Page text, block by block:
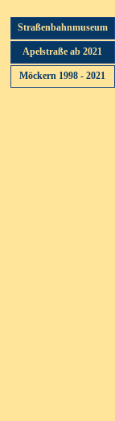
Menü überspringen
Straßenbahnmuseum
Apelstraße ab 2021
Möckern 1998 - 2021